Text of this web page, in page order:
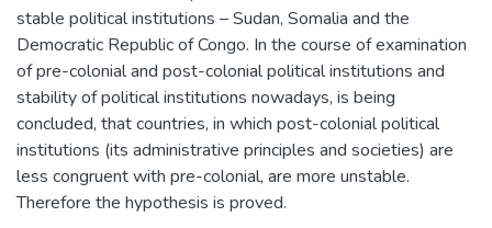
stable political institutions – Sudan, Somalia and the
Democratic Republic of Congo. In the course of examination
of pre-colonial and post-colonial political institutions and
stability of political institutions nowadays, is being
concluded, that countries, in which post-colonial political
institutions (its administrative principles and societies) are
less congruent with pre-colonial, are more unstable.
Therefore the hypothesis is proved.